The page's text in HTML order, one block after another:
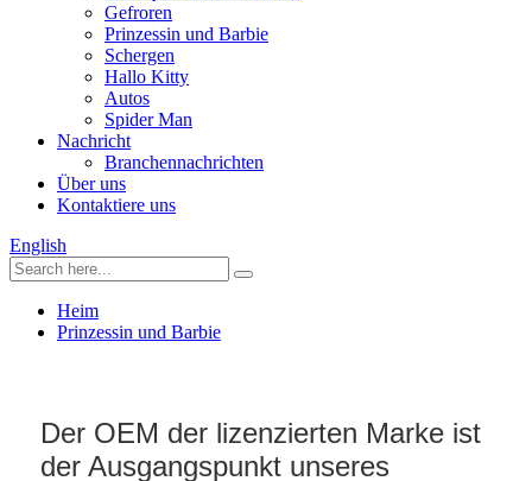
Gefroren
Prinzessin und Barbie
Schergen
Hallo Kitty
Autos
Spider Man
Nachricht
Branchennachrichten
Über uns
Kontaktiere uns
English
Heim
Prinzessin und Barbie
Der OEM der lizenzierten Marke ist
der Ausgangspunkt unseres